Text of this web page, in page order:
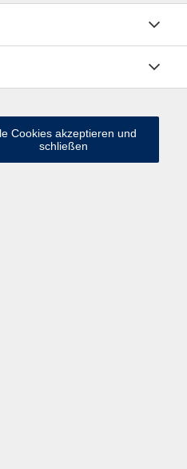
filtern
Cookies akzeptieren und
schließen